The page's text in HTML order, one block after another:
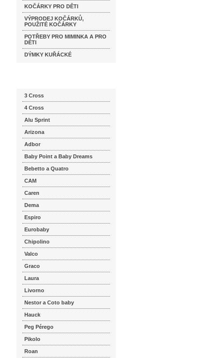
KOČÁRKY PRO DĚTI
VÝPRODEJ KOČÁRKŮ,
POUŽITÉ KOČÁRKY
POTŘEBY PRO MIMINKA A PRO
DĚTI
DÝMKY KUŘÁCKÉ
3 Cross
4 Cross
Alu Sprint
Arizona
Adbor
Baby Point a Baby Dreams
Bebetto a Quatro
CAM
Caren
Dema
Espiro
Eurobaby
Chipolino
Valco
Graco
Laura
Livorno
Nestor a Coto baby
Hauck
Peg Pérego
Pikolo
Roan